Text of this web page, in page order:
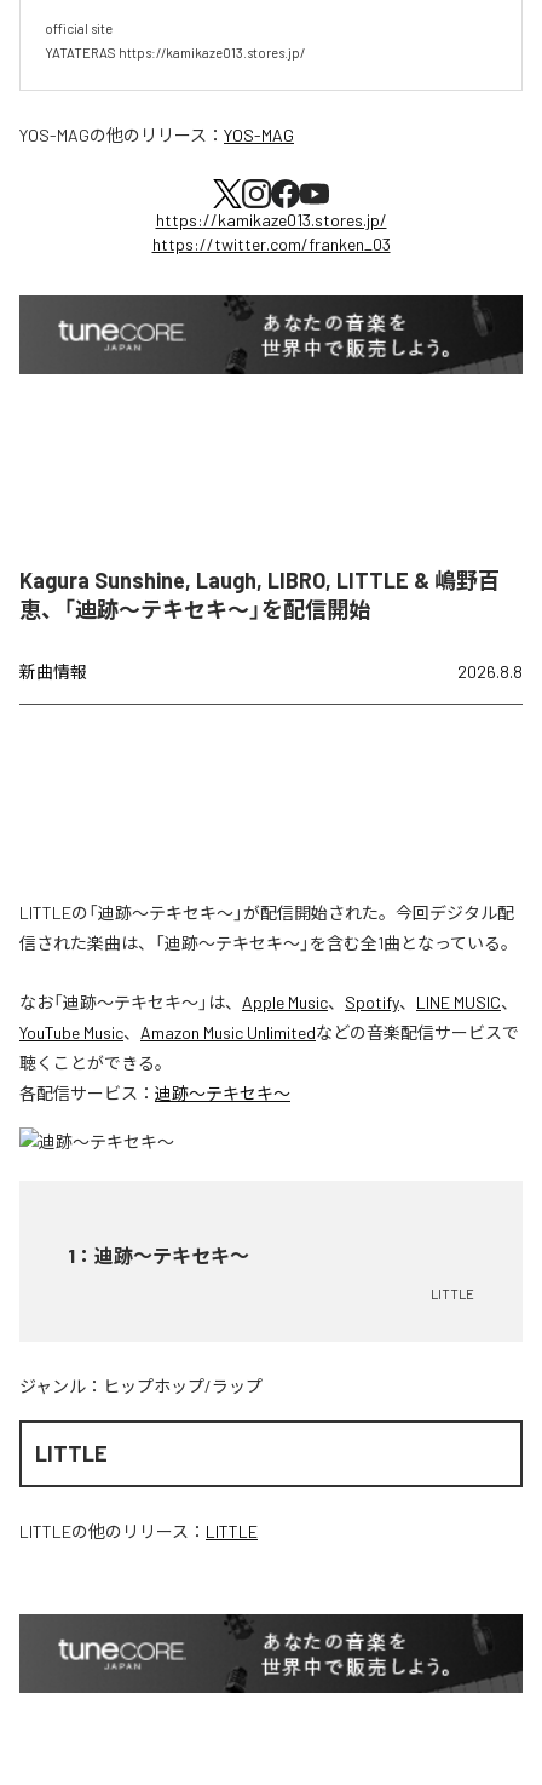
official site
YATATERAS https://kamikaze013.stores.jp/
YOS-MAGの他のリリース： YOS-MAG
https://kamikaze013.stores.jp/
https://twitter.com/franken_03
Kagura Sunshine, Laugh, LIBRO, LITTLE & 嶋野百
恵、「迪跡〜テキセキ〜」を配信開始
新曲情報 2026.8.8
LITTLEの「迪跡〜テキセキ〜」が配信開始された。今回デジタル配
信された楽曲は、「迪跡〜テキセキ〜」を含む全1曲となっている。
なお「迪跡〜テキセキ〜」は、 Apple Music、 Spotify、 LINE MUSIC、
YouTube Music、 Amazon Music Unlimitedなどの音楽配信サービスで
聴くことができる。
各配信サービス： 迪跡〜テキセキ〜
1 ： 迪跡〜テキセキ〜
LITTLE
ジャンル： ヒップホップ/ラップ
LITTLE
LITTLEの他のリリース： LITTLE